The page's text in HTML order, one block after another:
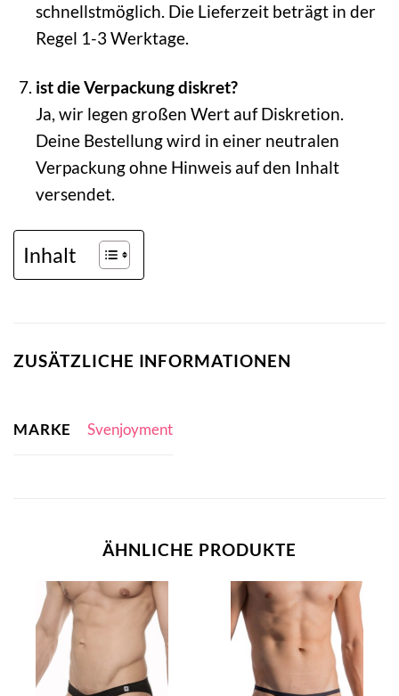
schnellstmöglich. Die Lieferzeit beträgt in der
Regel 1-3 Werktage.
ist die Verpackung diskret?
Ja, wir legen großen Wert auf Diskretion.
Deine Bestellung wird in einer neutralen
Verpackung ohne Hinweis auf den Inhalt
versendet.
Inhalt
ZUSÄTZLICHE INFORMATIONEN
MARKE Svenjoyment
ÄHNLICHE PRODUKTE